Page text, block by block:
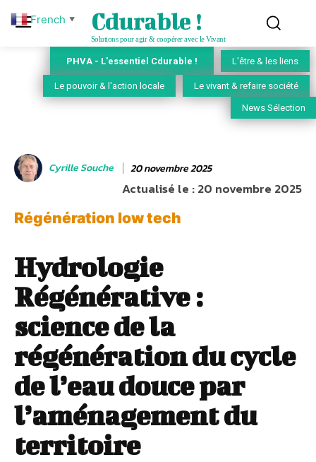
Cdurable !
Solutions pour agir & coopérer avec le Vivant
PHVA - L'essentiel Cdurable ! L'être & les liens
Le pouvoir & l'action locale Le vivant & refaire société
News Sélection
Cyrille Souche 20 novembre 2025
Actualisé le :20 novembre 2025
Régénération low tech
Hydrologie
Régénérative :
science de la
régénération du cycle
de l’eau douce par
l’aménagement du
territoire
French ▼